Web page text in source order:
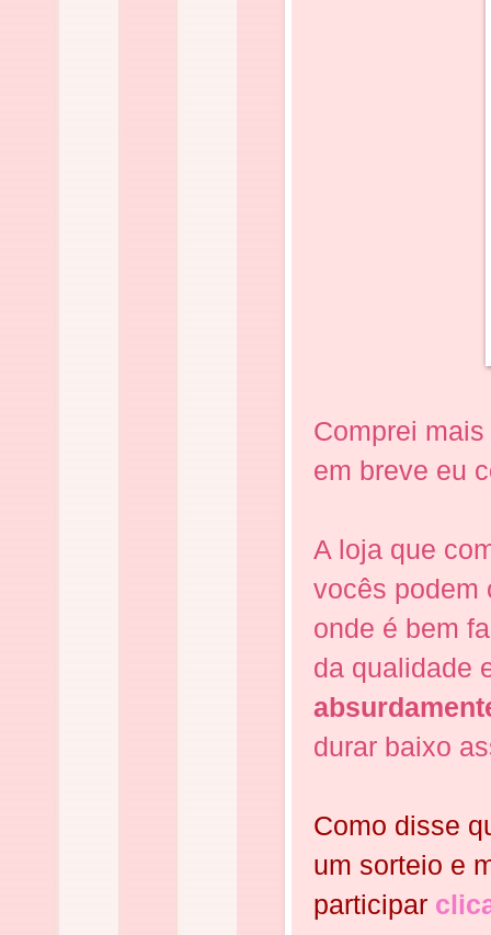
Comprei
em breve eu
A loja que
vocês podem
onde é bem
da qualidade
durar baixo
Como disse
um sorteio e
participar